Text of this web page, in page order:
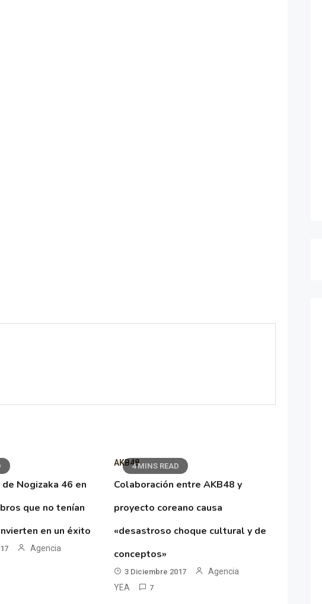
Nogizaka 46 en
que no tenían
en un éxito
Agencia
4 MINS READ
AKB48
Colaboración entre AKB48 y
proyecto coreano causa
«desastroso choque cultural y de
conceptos»
3 Diciembre 2017
Agencia
YEA
7